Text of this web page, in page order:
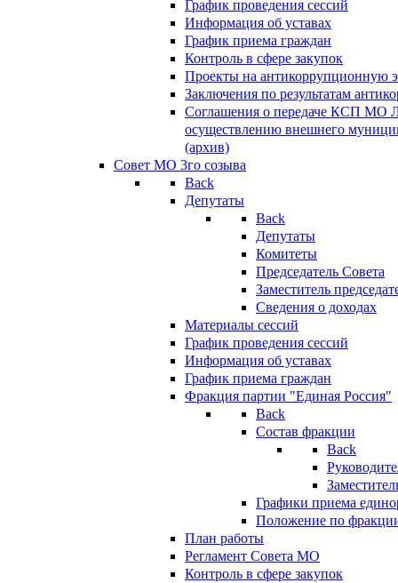
График проведения сессий
Информация об уставах
График приема граждан
Контроль в сфере закупок
Проекты на антикоррупционную
Заключения по результатам
Соглашения о передаче КСП МО
осуществлению внешнего
(архив)
Совет МО 3го созыва
Back
Депутаты
Back
Депутаты
Комитеты
Председатель Совета
Заместитель
Сведения о доходах
Материалы сессий
График проведения сессий
Информация об уставах
График приема граждан
Фракция партии "Единая Россия"
Back
Состав фракции
Back
Графики приема
Положение по
План работы
Регламент Совета МО
Контроль в сфере закупок